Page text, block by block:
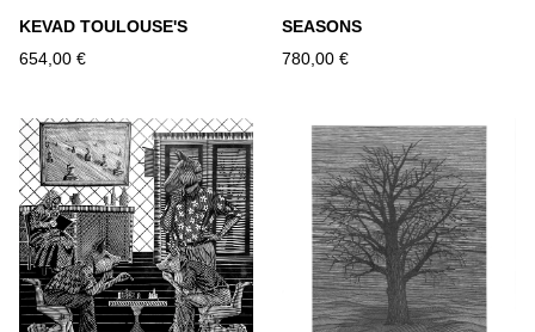
KEVAD TOULOUSE'S
654,00 €
SEASONS
780,00 €